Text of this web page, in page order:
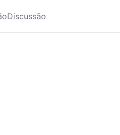
Discussão